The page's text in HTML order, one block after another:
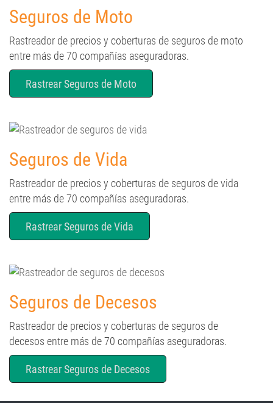
Seguros de Moto
Rastreador de precios y coberturas de seguros de moto
entre más de 70 compañías aseguradoras.
Rastrear Seguros de Moto
Seguros de Vida
Rastreador de precios y coberturas de seguros de vida
entre más de 70 compañías aseguradoras.
Rastrear Seguros de Vida
Seguros de Decesos
Rastreador de precios y coberturas de seguros de
decesos entre más de 70 compañías aseguradoras.
Rastrear Seguros de Decesos